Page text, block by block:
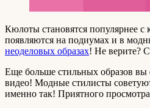
Кюлоты становятся популярнее
появляются на подиумах и в
неоделовых образах! Не верите?
Еще больше стильных образов вы
видео! Модные стилисты
именно так! Приятного